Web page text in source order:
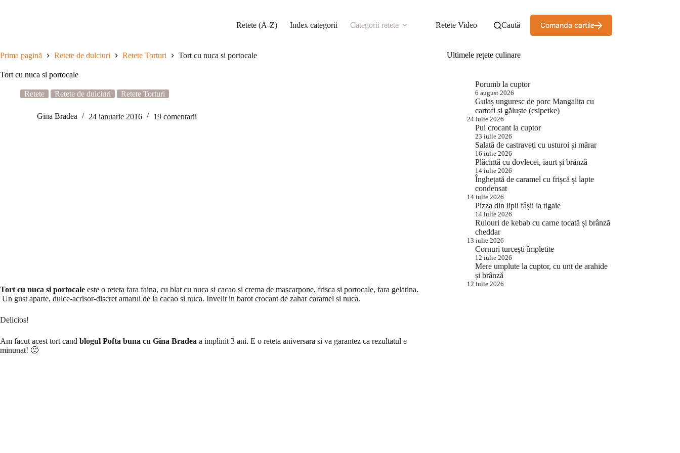
Retete (A-Z) Index categorii Categorii retete Retete Video Caută Comanda cartile
Prima pagină Retete de dulciuri Retete Torturi Tort cu nuca si portocale
Tort cu nuca si portocale
Retete Retete de dulciuri Retete Torturi
Gina Bradea 24 ianuarie 2016 19 comentarii
Tort cu nuca si portocale este o reteta fara faina, cu blat cu nuca si cacao si crema de mascarpone, frisca si portocale, fara gelatina.
Un gust aparte, dulce-acrisor-discret amarui de la cacao si nuca. Invelit in barot crocant de zahar caramel si nuca.
Delicios!
Am facut acest tort cand blogul Pofta buna cu Gina Bradea a implinit 3 ani. E o reteta aniversara si va garantez ca rezultatul e
minunat! 🙂
Ultimele rețete culinare
Porumb la cuptor
6 august 2026
Gulaș unguresc de porc Mangalița cu
cartofi și găluște (csipetke)
24 iulie 2026
Pui crocant la cuptor
23 iulie 2026
Salată de castraveți cu usturoi și mărar
16 iulie 2026
Plăcintă cu dovlecei, iaurt și brânză
14 iulie 2026
Înghețată de caramel cu frișcă și lapte
condensat
14 iulie 2026
Pizza din lipii fâșii la tigaie
14 iulie 2026
Rulouri de kebab cu carne tocată și brânză
cheddar
13 iulie 2026
Cornuri turcești împletite
12 iulie 2026
Mere umplute la cuptor, cu unt de arahide
și brânză
12 iulie 2026